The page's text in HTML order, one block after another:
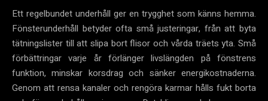
Ett regelbundet underhåll ger en trygghet som känns hemma.
Fönsterunderhåll betyder ofta små justeringar, från att byta
tätningslister till att slipa bort flisor och vårda träets yta. Små
förbättringar varje år förlänger livslängden på fönstrens
funktion, minskar korsdrag och sänker energikostnaderna.
Genom att rensa kanaler och rengöra karmar hålls fukt borta